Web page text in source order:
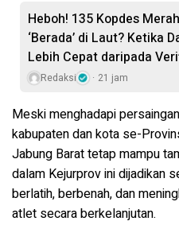
Heboh! 135 Kopdes
‘Berada’ di Laut? Ketika
Lebih Cepat daripada
Redaksi 21 jam
Meski menghadapi
kabupaten dan kota se-
Jabung Barat tetap mampu
dalam Kejurprov ini dijadikan
berlatih, berbenah, dan
atlet secara berkelanjutan.